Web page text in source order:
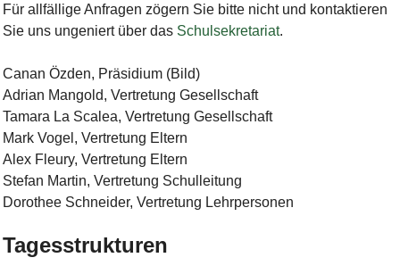
Für allfällige Anfragen zögern Sie bitte nicht und kontaktieren
Sie uns ungeniert über das Schulsekretariat.
Canan Özden, Präsidium (Bild)
Adrian Mangold, Vertretung Gesellschaft
Tamara La Scalea, Vertretung Gesellschaft
Mark Vogel, Vertretung Eltern
Alex Fleury, Vertretung Eltern
Stefan Martin, Vertretung Schulleitung
Dorothee Schneider, Vertretung Lehrpersonen
Tagesstrukturen